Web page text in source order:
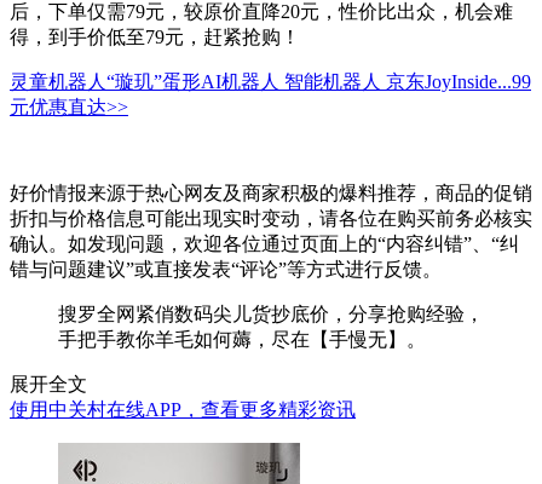
后，下单仅需79元，较原价直降20元，性价比出众，机会难
得，到手价低至79元，赶紧抢购！
灵童机器人“璇玑”蛋形AI机器人 智能机器人 京东JoyInside...99
元优惠直达>>
好价情报来源于热心网友及商家积极的爆料推荐，商品的促销
折扣与价格信息可能出现实时变动，请各位在购买前务必核实
确认。如发现问题，欢迎各位通过页面上的“内容纠错”、“纠
错与问题建议”或直接发表“评论”等方式进行反馈。
搜罗全网紧俏数码尖儿货抄底价，分享抢购经验，
手把手教你羊毛如何薅，尽在【手慢无】。
展开全文
使用中关村在线APP，查看更多精彩资讯